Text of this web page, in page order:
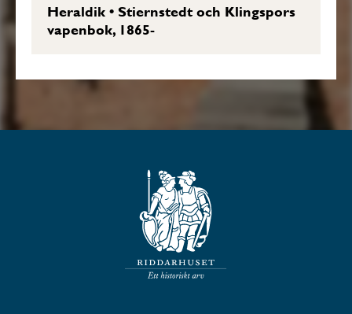
Heraldik•Stiernstedt och Klingspors
vapenbok, 1865-